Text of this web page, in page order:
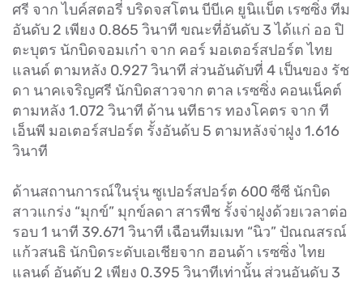
ศรี จาก ไบค์สตอรี่ บริดจสโตน บีบีเค ยูนิแบ็ต เรซซิ่ง ทีม
อันดับ 2 เพียง 0.865 วินาที ขณะที่อันดับ 3 ได้แก่ ออ ปิ
ตะบุตร นักบิดจอมเก๋า จาก คอร์ มอเตอร์สปอร์ต ไทย
แลนด์ ตามหลัง 0.927 วินาที ส่วนอันดับที่ 4 เป็นของ รัช
ดา นาคเจริญศรี นักบิดสาวจาก ตาล เรซซิ่ง คอนเน็คต์
ตามหลัง 1.072 วินาที ด้าน นทีธาร ทองโคตร จาก ที
เอ็นพี มอเตอร์สปอร์ต รั้งอันด้บ 5 ตามหลังจ่าฝูง 1.616
วินาที
ด้านสถานการณ์ในรุ่น ซูเปอร์สปอร์ต 600 ซีซี นักบิด
สาวแกร่ง “มุกข์” มุกข์ลดา สารพืช รั้งจ่าฝูงด้วยเวลาต่อ
รอบ 1 นาที 39.671 วินาที เฉือนทีมเมท “นิว” ปัณณสรณ์
แก้วสนธิ นักบิดระดับเอเชียจาก ฮอนด้า เรซซิ่ง ไทย
แลนด์ อันดับ 2 เพียง 0.395 วินาทีเท่านั้น ส่วนอันดับ 3